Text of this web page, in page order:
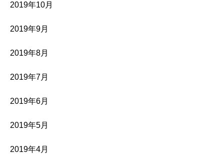
2019年10月
2019年9月
2019年8月
2019年7月
2019年6月
2019年5月
2019年4月